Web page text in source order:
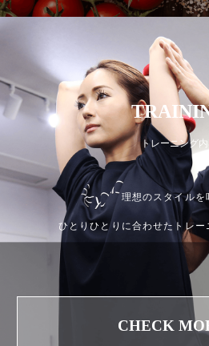
トレーニング
理想のスタイルを
ひとりひとりに合わせたトレー
CHECK